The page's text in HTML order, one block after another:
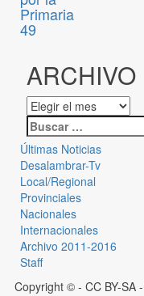
Primaria
49
ARCHIVO
Últimas Noticias
Desalambrar-Tv
Local/Regional
Provinciales
Nacionales
Internacionales
Archivo 2011-2016
Staff
Copyright © - CC BY-SA